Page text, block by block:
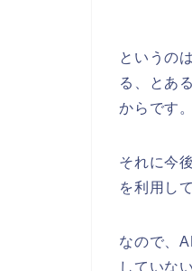
というの
る、とあ
からです。
それに今
を利用し
なので、
していな